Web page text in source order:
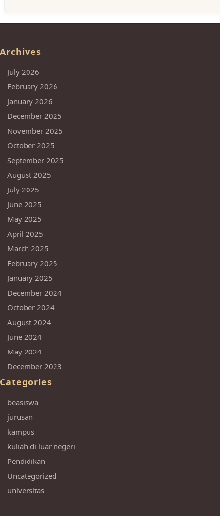
Archives
July 2026
February 2026
January 2026
December 2025
November 2025
October 2025
September 2025
August 2025
July 2025
June 2025
May 2025
April 2025
March 2025
February 2025
January 2025
December 2024
October 2024
August 2024
June 2024
May 2024
December 2023
Categories
beasiswa
jurusan
kampus
kuliah di luar negeri
Pendidikan
Uncategorized
universitas